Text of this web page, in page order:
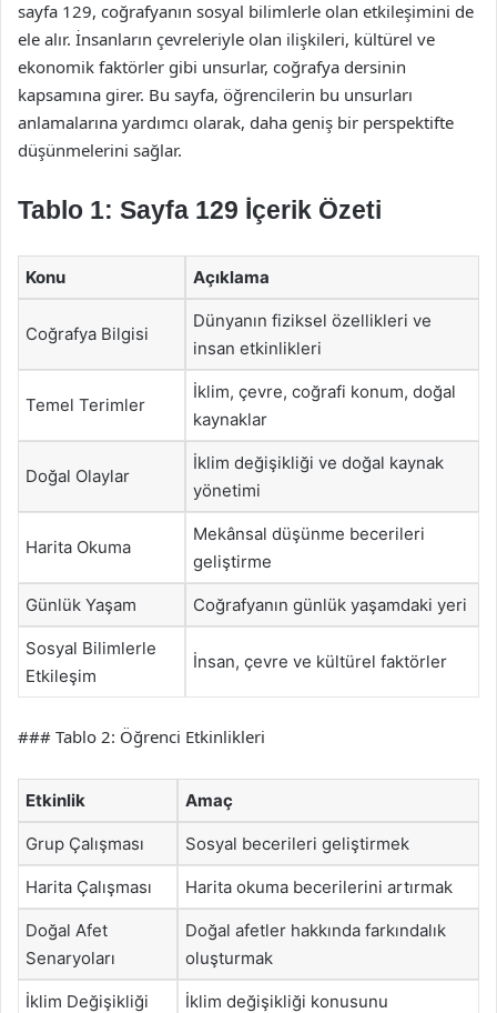
sayfa 129, coğrafyanın sosyal bilimlerle olan etkileşimini de
ele alır. İnsanların çevreleriyle olan ilişkileri, kültürel ve
ekonomik faktörler gibi unsurlar, coğrafya dersinin
kapsamına girer. Bu sayfa, öğrencilerin bu unsurları
anlamalarına yardımcı olarak, daha geniş bir perspektifte
düşünmelerini sağlar.
Tablo 1: Sayfa 129 İçerik Özeti
Konu Açıklama
Coğrafya Bilgisi
Dünyanın fiziksel özellikleri ve
insan etkinlikleri
Temel Terimler
İklim, çevre, coğrafi konum, doğal
kaynaklar
Doğal Olaylar
İklim değişikliği ve doğal kaynak
yönetimi
Harita Okuma
Mekânsal düşünme becerileri
geliştirme
Günlük Yaşam Coğrafyanın günlük yaşamdaki yeri
Sosyal Bilimlerle
Etkileşim
İnsan, çevre ve kültürel faktörler
### Tablo 2: Öğrenci Etkinlikleri
Etkinlik Amaç
Grup Çalışması Sosyal becerileri geliştirmek
Harita Çalışması Harita okuma becerilerini artırmak
Doğal Afet
Senaryoları
Doğal afetler hakkında farkındalık
oluşturmak
İklim Değişikliği
İklim değişikliği konusunu